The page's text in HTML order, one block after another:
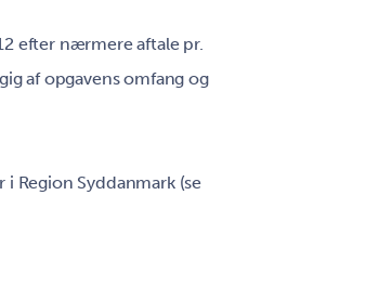
efter nærmere aftale pr.
af opgavens omfang og
Region Syddanmark (se